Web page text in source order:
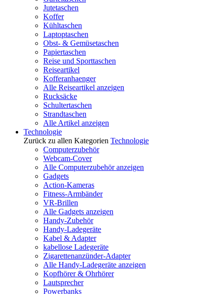
Jutetaschen
Koffer
Kühltaschen
Laptoptaschen
Obst- & Gemüsetaschen
Papiertaschen
Reise und Sporttaschen
Reiseartikel
Kofferanhaenger
Alle Reiseartikel anzeigen
Rucksäcke
Schultertaschen
Strandtaschen
Alle Artikel anzeigen
Technologie
Zurück zu allen Kategorien Technologie
Computerzubehör
Webcam-Cover
Alle Computerzubehör anzeigen
Gadgets
Action-Kameras
Fitness-Armbänder
VR-Brillen
Alle Gadgets anzeigen
Handy-Zubehör
Handy-Ladegeräte
Kabel & Adapter
kabellose Ladegeräte
Zigarettenanzünder-Adapter
Alle Handy-Ladegeräte anzeigen
Kopfhörer & Ohrhörer
Lautsprecher
Powerbanks